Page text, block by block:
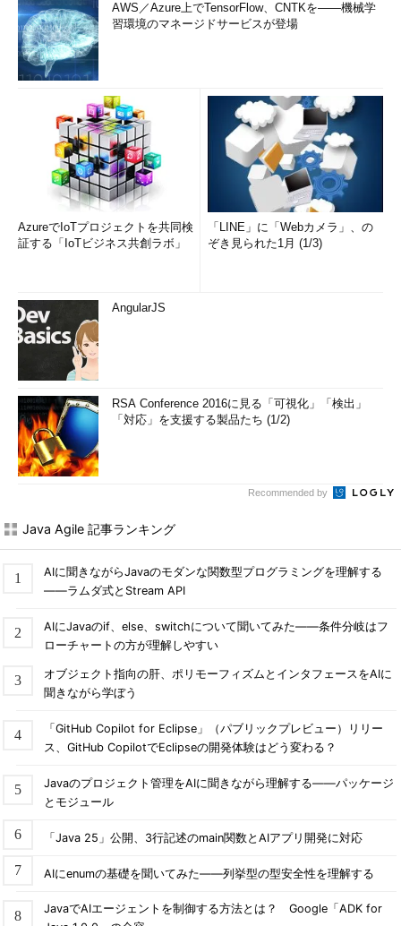
AWS／Azure上でTensorFlow、CNTKを――機械学
習環境のマネージドサービスが登場
AzureでIoTプロジェクトを共同検
証する「IoTビジネス共創ラボ」
「LINE」に「Webカメラ」、の
ぞき見られた1月 (1/3)
AngularJS
RSA Conference 2016に見る「可視化」「検出」
「対応」を支援する製品たち (1/2)
Recommended by
Java Agile 記事ランキング
AIに聞きながらJavaのモダンな関数型プログラミングを理解する
――ラムダ式とStream API
AIにJavaのif、else、switchについて聞いてみた――条件分岐はフ
ローチャートの方が理解しやすい
オブジェクト指向の肝、ポリモーフィズムとインタフェースをAIに
聞きながら学ぼう
「GitHub Copilot for Eclipse」（パブリックプレビュー）リリー
ス、GitHub CopilotでEclipseの開発体験はどう変わる？
Javaのプロジェクト管理をAIに聞きながら理解する――パッケージ
とモジュール
「Java 25」公開、3行記述のmain関数とAIアプリ開発に対応
AIにenumの基礎を聞いてみた――列挙型の型安全性を理解する
JavaでAIエージェントを制御する方法とは？ Google「ADK for